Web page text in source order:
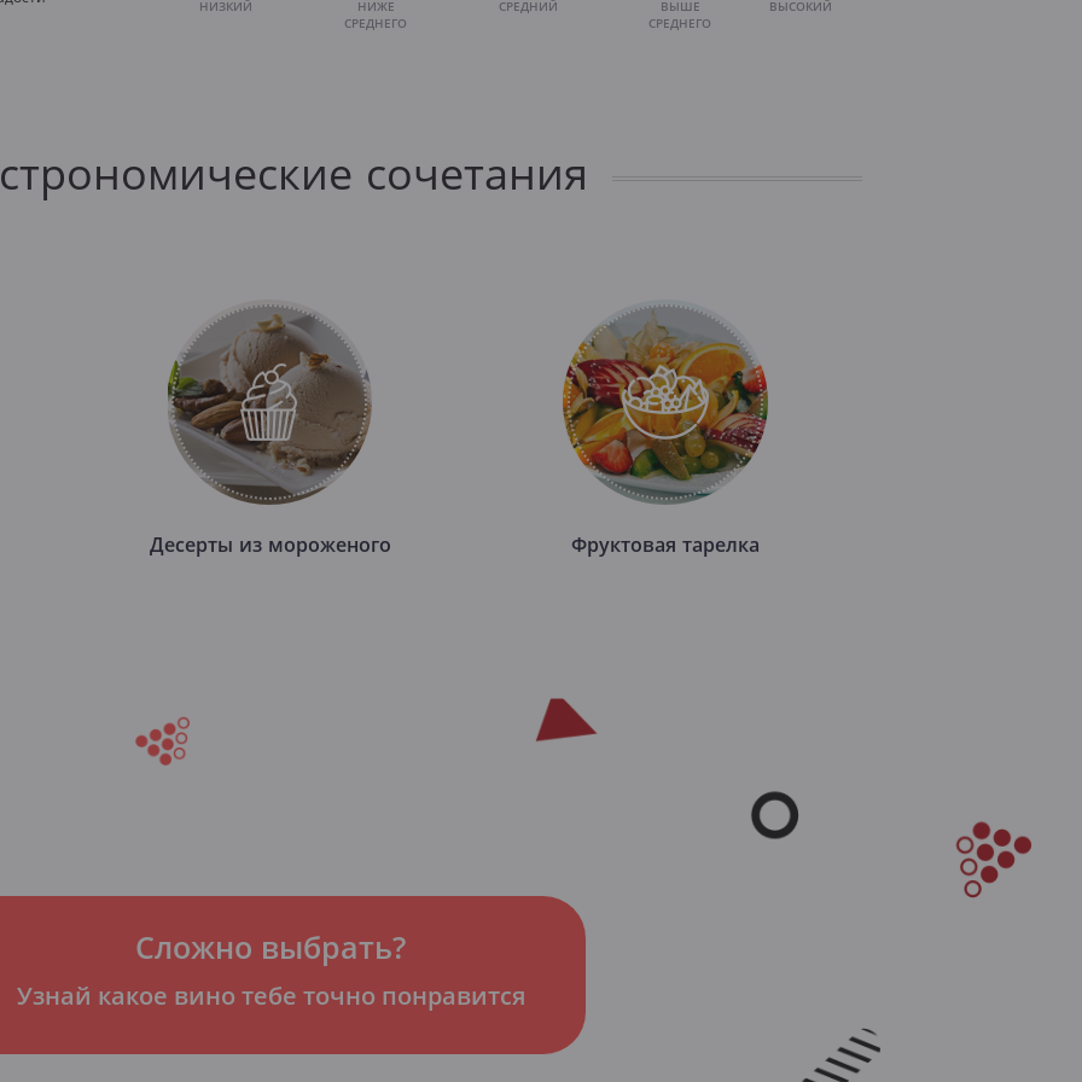
НИЗКИЙ
НИЖЕ
СРЕДНЕГО
СРЕДНИЙ
ВЫШЕ
СРЕДНЕГО
ВЫСОКИЙ
сочетания
Десерты из мороженого Фруктовая тарелка
Сложно выбрать?
Узнай какое вино тебе точно понравится